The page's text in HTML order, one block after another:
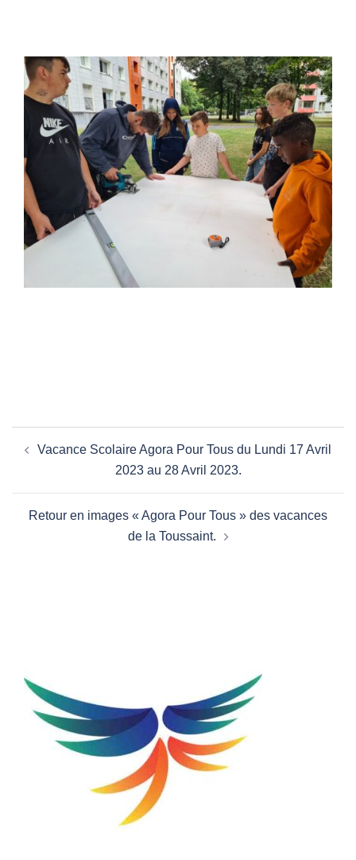
d’article
Vacance Scolaire Agora Pour Tous du Lundi 17 Avril
2023 au 28 Avril 2023.
Retour en images « Agora Pour Tous » des vacances
de la Toussaint.